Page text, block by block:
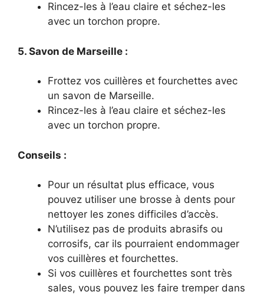
Rincez-les à l’eau claire et séchez-les
avec un torchon propre.
5. Savon de Marseille :
Frottez vos cuillères et fourchettes avec
un savon de Marseille.
Rincez-les à l’eau claire et séchez-les
avec un torchon propre.
Conseils :
Pour un résultat plus efficace, vous
pouvez utiliser une brosse à dents pour
nettoyer les zones difficiles d’accès.
N’utilisez pas de produits abrasifs ou
corrosifs, car ils pourraient endommager
vos cuillères et fourchettes.
Si vos cuillères et fourchettes sont très
sales, vous pouvez les faire tremper dans